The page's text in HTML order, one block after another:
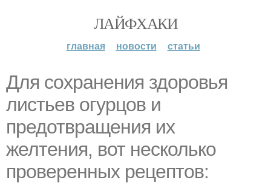
ЛАЙФХАКИ
главная новости статьи
Для сохранения здоровья
листьев огурцов и
предотвращения их
желтения, вот несколько
проверенных рецептов: